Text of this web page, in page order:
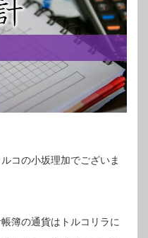
コの小坂理加でございま
簿の通貨はトルコリラに